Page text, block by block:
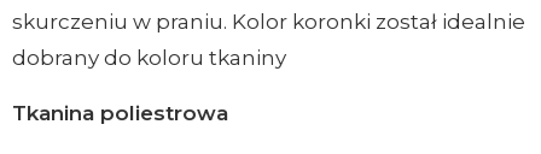
skurczeniu w praniu. Kolor koronki został idealnie
dobrany do koloru tkaniny
Tkanina poliestrowa